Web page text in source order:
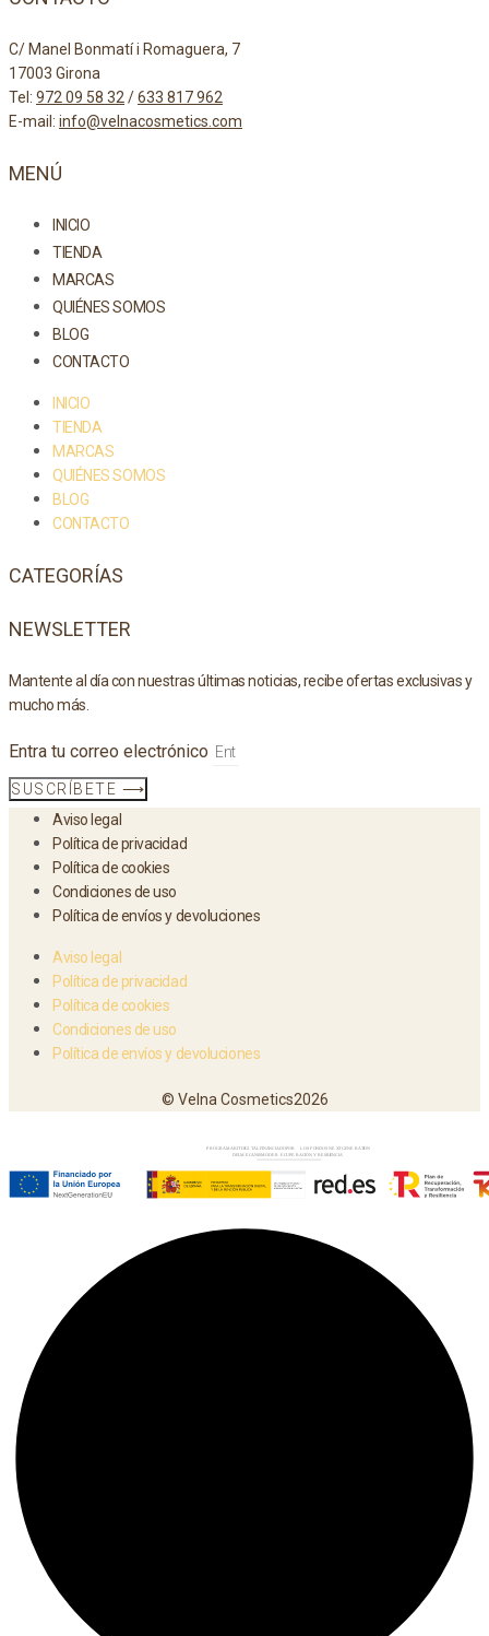
C/ Manel Bonmatí i Romaguera, 7
17003 Girona
Tel: 972 09 58 32/633 817 962
E-mail: info@velnacosmetics.com
MENÚ
INICIO
TIENDA
MARCAS
QUIÉNES SOMOS
BLOG
CONTACTO
INICIO
TIENDA
MARCAS
QUIÉNES SOMOS
BLOG
CONTACTO
CATEGORÍAS
NEWSLETTER
Mantente al día con nuestras últimas noticias, recibe ofertas exclusivas y
mucho más.
Entra tu correo electrónico
SUSCRÍBETE ⟶
Aviso legal
Política de privacidad
Política de cookies
Condiciones de uso
Política de envíos y devoluciones
Aviso legal
Política de privacidad
Política de cookies
Condiciones de uso
Política de envíos y devoluciones
© Velna Cosmetics2026